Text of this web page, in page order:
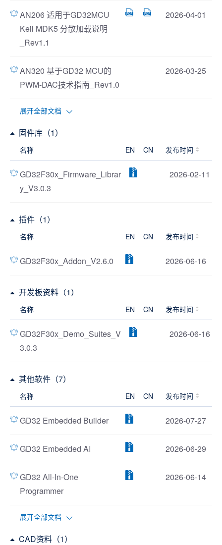
AN206 适用于GD32MCU
Keil MDK5 分散加载说明
_Rev1.1
2026-04-01
AN320 基于GD32 MCU的
PWM-DAC技术指南_Rev1.0
2026-03-25
展开全部文档
固件库（1）
名称 EN CN 发布时间
GD32F30x_Firmware_Librar
y_V3.0.3
2026-02-11
插件（1）
名称 EN CN 发布时间
GD32F30x_Addon_V2.6.0 2026-06-16
开发板资料（1）
名称 EN CN 发布时间
GD32F30x_Demo_Suites_V
3.0.3
2026-06-16
其他软件（7）
名称 EN CN 发布时间
GD32 Embedded Builder 2026-07-27
GD32 Embedded AI 2026-06-29
GD32 All-In-One
Programmer
2026-06-14
展开全部文档
CAD资料（1）